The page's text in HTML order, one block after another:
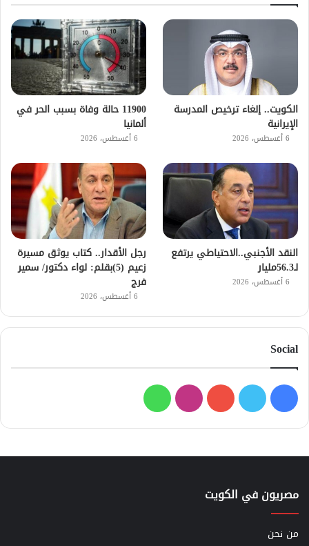
الكويت.. إلغاء ترخيص المدرسة
الإيرانية
6 أغسطس، 2026
11900 حالة وفاة بسبب الحر في
ألمانيا
6 أغسطس، 2026
النقد الأجنبي..الاحتياطي يرتفع
لـ56.3مليار
6 أغسطس، 2026
رجل الأقدار.. كتاب يوثق مسيرة
زعيم (5)بقلم: لواء دكتور/ سمير
فرج
6 أغسطس، 2026
Social
فيسبوك
تويتر يوتيوبانستقرامواتساب
مصريون في الكويت
من نحن